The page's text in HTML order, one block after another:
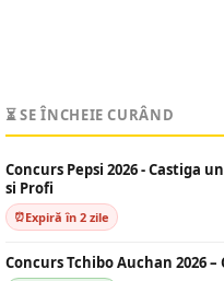
⏳ SE ÎNCHEIE CURÂND
Concurs Pepsi 2026 - Castiga
si Profi
Expiră în 2 zile
Concurs Tchibo Auchan 2026 –